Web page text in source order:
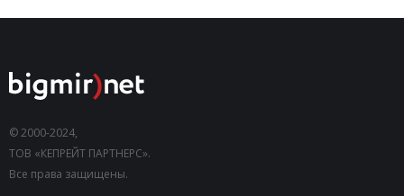
© 2000-2024,
ТОВ «КЕПРЕЙТ ПАРТНЕРС».
Все права защищены.